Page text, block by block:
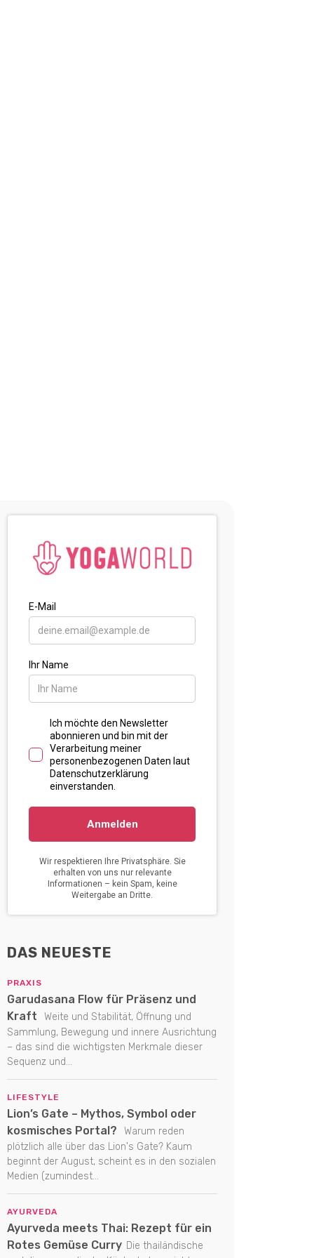
DAS NEUESTE
PRAXIS
Garudasana Flow für Präsenz und
Kraft
Weite und Stabilität, Öffnung und
Sammlung, Bewegung und innere Ausrichtung
– das sind die wichtigsten Merkmale dieser
Sequenz und...
LIFESTYLE
Lion’s Gate – Mythos, Symbol oder
kosmisches Portal?
Warum reden
plötzlich alle über das Lion's Gate? Kaum
beginnt der August, scheint es in den sozialen
Medien (zumindest...
AYURVEDA
Ayurveda meets Thai: Rezept für ein
Rotes Gemüse Curry Die thailändische